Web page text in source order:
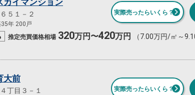
カイマンション
５１－２
年 200戸
実際売ったらいくら？
推定売買価格相場 320万円〜420万円 （7.00万円/㎡～
大前
丁目３－１ 実際売ったらいくら？